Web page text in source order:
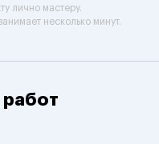
лично мастеру.
несколько минут.